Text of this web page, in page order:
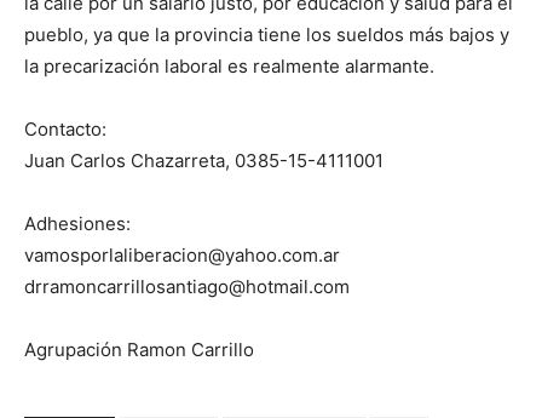
pueblo, ya que la provincia tiene los sueldos más bajos y
la precarización laboral es realmente alarmante.
Contacto:
Juan Carlos Chazarreta, 0385-15-4111001
Adhesiones:
vamosporlaliberacion@yahoo.com.ar
drramoncarrillosantiago@hotmail.com
Agrupación Ramon Carrillo